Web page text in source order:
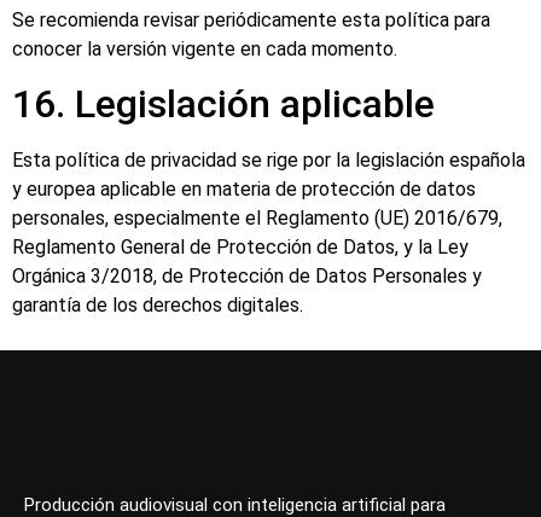
Se recomienda revisar periódicamente esta política para
conocer la versión vigente en cada momento.
16. Legislación aplicable
Esta política de privacidad se rige por la legislación española
y europea aplicable en materia de protección de datos
personales, especialmente el Reglamento (UE) 2016/679,
Reglamento General de Protección de Datos, y la Ley
Orgánica 3/2018, de Protección de Datos Personales y
garantía de los derechos digitales.
Producción audiovisual con inteligencia artificial para